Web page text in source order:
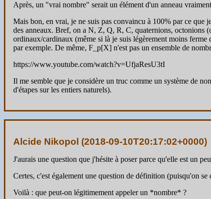
Après, un "vrai nombre" serait un élément d'un anneau
Mais bon, en vrai, je ne suis pas convaincu à 100% par ce
des anneaux. Bref, on a N, Z, Q, R, C, quaternions, octonions
ordinaux/cardinaux (même si là je suis légèrement moins
par exemple. De même, F_p[X] n'est pas un ensemble de
https://www.youtube.com/watch?v=UfjaResU3tI
Il me semble que je considère un truc comme un système de
d'étapes sur les entiers naturels).
Alcide Nikopol (2018-09-10T20:17:02+0000)
J'aurais une question que j'hésite à poser parce qu'elle est un
Certes, c'est également une question de définition (puisqu'on
Voilà : que peut-on légitimement appeler un *nombre* ?